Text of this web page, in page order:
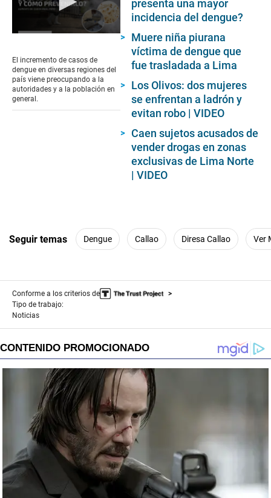
of
2
minutes,
53
seconds
El incremento de casos de
dengue en diversas regiones del
país viene preocupando a la
autoridades y a la población en
general.
presenta una mayor
incidencia del dengue?
Muere niña piurana
víctima de dengue que
fue trasladada a Lima
Los Olivos: dos mujeres
se enfrentan a ladrón y
evitan robo | VIDEO
Caen sujetos acusados de
vender drogas en zonas
exclusivas de Lima Norte
| VIDEO
Seguir temas Dengue Callao Diresa Callao Ver
Conforme a los criterios de
Tipo de trabajo:
Noticias